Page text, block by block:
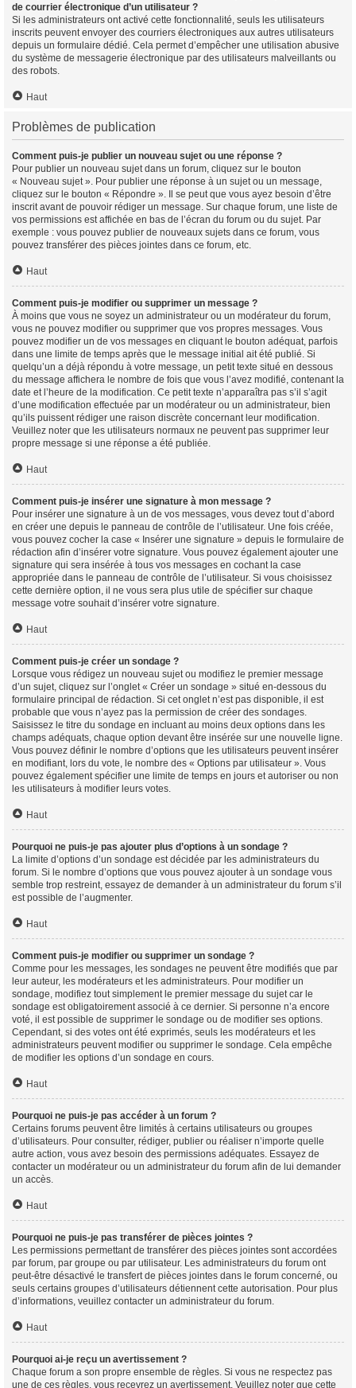
de courrier électronique d’un utilisateur ?
Si les administrateurs ont activé cette fonctionnalité, seuls les utilisateurs
inscrits peuvent envoyer des courriers électroniques aux autres utilisateurs
depuis un formulaire dédié. Cela permet d’empêcher une utilisation abusive
du système de messagerie électronique par des utilisateurs malveillants ou
des robots.
Haut
Problèmes de publication
Comment puis-je publier un nouveau sujet ou une réponse ?
Pour publier un nouveau sujet dans un forum, cliquez sur le bouton
« Nouveau sujet ». Pour publier une réponse à un sujet ou un message,
cliquez sur le bouton « Répondre ». Il se peut que vous ayez besoin d’être
inscrit avant de pouvoir rédiger un message. Sur chaque forum, une liste de
vos permissions est affichée en bas de l’écran du forum ou du sujet. Par
exemple : vous pouvez publier de nouveaux sujets dans ce forum, vous
pouvez transférer des pièces jointes dans ce forum, etc.
Haut
Comment puis-je modifier ou supprimer un message ?
À moins que vous ne soyez un administrateur ou un modérateur du forum,
vous ne pouvez modifier ou supprimer que vos propres messages. Vous
pouvez modifier un de vos messages en cliquant le bouton adéquat, parfois
dans une limite de temps après que le message initial ait été publié. Si
quelqu’un a déjà répondu à votre message, un petit texte situé en dessous
du message affichera le nombre de fois que vous l’avez modifié, contenant la
date et l’heure de la modification. Ce petit texte n’apparaîtra pas s’il s’agit
d’une modification effectuée par un modérateur ou un administrateur, bien
qu’ils puissent rédiger une raison discrète concernant leur modification.
Veuillez noter que les utilisateurs normaux ne peuvent pas supprimer leur
propre message si une réponse a été publiée.
Haut
Comment puis-je insérer une signature à mon message ?
Pour insérer une signature à un de vos messages, vous devez tout d’abord
en créer une depuis le panneau de contrôle de l’utilisateur. Une fois créée,
vous pouvez cocher la case « Insérer une signature » depuis le formulaire de
rédaction afin d’insérer votre signature. Vous pouvez également ajouter une
signature qui sera insérée à tous vos messages en cochant la case
appropriée dans le panneau de contrôle de l’utilisateur. Si vous choisissez
cette dernière option, il ne vous sera plus utile de spécifier sur chaque
message votre souhait d’insérer votre signature.
Haut
Comment puis-je créer un sondage ?
Lorsque vous rédigez un nouveau sujet ou modifiez le premier message
d’un sujet, cliquez sur l’onglet « Créer un sondage » situé en-dessous du
formulaire principal de rédaction. Si cet onglet n’est pas disponible, il est
probable que vous n’ayez pas la permission de créer des sondages.
Saisissez le titre du sondage en incluant au moins deux options dans les
champs adéquats, chaque option devant être insérée sur une nouvelle ligne.
Vous pouvez définir le nombre d’options que les utilisateurs peuvent insérer
en modifiant, lors du vote, le nombre des « Options par utilisateur ». Vous
pouvez également spécifier une limite de temps en jours et autoriser ou non
les utilisateurs à modifier leurs votes.
Haut
Pourquoi ne puis-je pas ajouter plus d’options à un sondage ?
La limite d’options d’un sondage est décidée par les administrateurs du
forum. Si le nombre d’options que vous pouvez ajouter à un sondage vous
semble trop restreint, essayez de demander à un administrateur du forum s’il
est possible de l’augmenter.
Haut
Comment puis-je modifier ou supprimer un sondage ?
Comme pour les messages, les sondages ne peuvent être modifiés que par
leur auteur, les modérateurs et les administrateurs. Pour modifier un
sondage, modifiez tout simplement le premier message du sujet car le
sondage est obligatoirement associé à ce dernier. Si personne n’a encore
voté, il est possible de supprimer le sondage ou de modifier ses options.
Cependant, si des votes ont été exprimés, seuls les modérateurs et les
administrateurs peuvent modifier ou supprimer le sondage. Cela empêche
de modifier les options d’un sondage en cours.
Haut
Pourquoi ne puis-je pas accéder à un forum ?
Certains forums peuvent être limités à certains utilisateurs ou groupes
d’utilisateurs. Pour consulter, rédiger, publier ou réaliser n’importe quelle
autre action, vous avez besoin des permissions adéquates. Essayez de
contacter un modérateur ou un administrateur du forum afin de lui demander
un accès.
Haut
Pourquoi ne puis-je pas transférer de pièces jointes ?
Les permissions permettant de transférer des pièces jointes sont accordées
par forum, par groupe ou par utilisateur. Les administrateurs du forum ont
peut-être désactivé le transfert de pièces jointes dans le forum concerné, ou
seuls certains groupes d’utilisateurs détiennent cette autorisation. Pour plus
d’informations, veuillez contacter un administrateur du forum.
Haut
Pourquoi ai-je reçu un avertissement ?
Chaque forum a son propre ensemble de règles. Si vous ne respectez pas
une de ces règles, vous recevrez un avertissement. Veuillez noter que cette